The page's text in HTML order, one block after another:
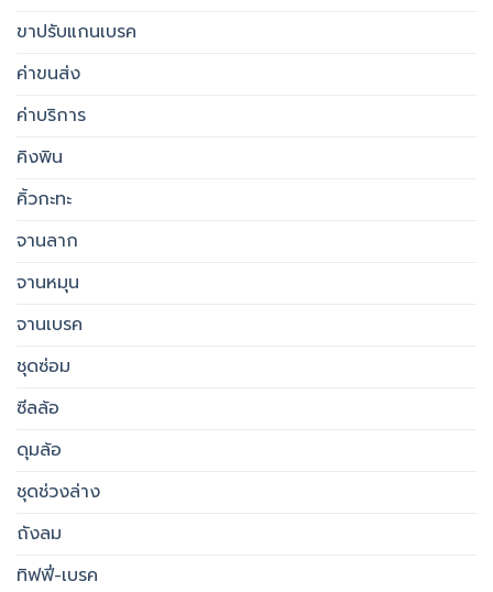
ขาปรับแกนเบรค
ค่าขนส่ง
ค่าบริการ
คิงพิน
คิ้วกะทะ
จานลาก
จานหมุน
จานเบรค
ชุดซ่อม
ซีลล้อ
ดุมล้อ
ชุดช่วงล่าง
ถังลม
ทิฟฟี่-เบรค